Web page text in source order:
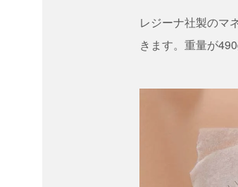
レジーナ社製のマ
きます。重量が